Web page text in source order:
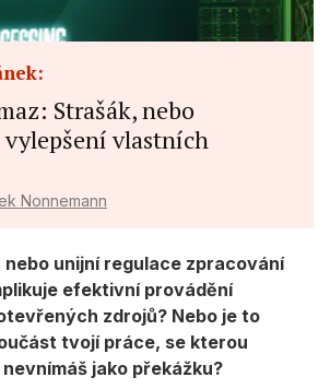
Strašák, nebo
vlastních
Nonnemann
nebo unijní regulace zpracování
efektivní provádění
zdrojů? Nebo je to
tvojí práce, se kterou
jako překážku?
personalised
performance
performance
through statistics
data from different
to select content
data